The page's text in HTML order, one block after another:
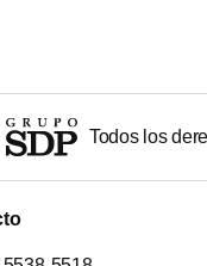
Todos los